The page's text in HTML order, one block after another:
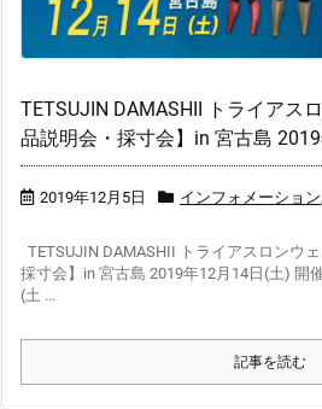
TETSUJIN DAMASHII トライアス
品説明会・採寸会】in 宮古島
2019年12月5日 インフォメーション,
TETSUJIN DAMASHII トライアスロンウ
採寸会】in 宮古島 2019年12月14日(土) 開
(土 ...
記事を読む